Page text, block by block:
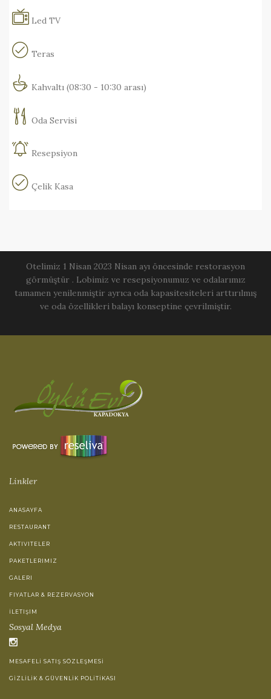
Led TV
Teras
Kahvaltı (08:30 - 10:30 arası)
Oda Servisi
Resepsiyon
Çelik Kasa
Otelimiz 1 Nisan 2023 Nisan ayı öncesinde restorasyon
görmüştür . Lobimiz ve resepsiyonumuz ve odalarımız
tamamen yenilenmiştir ayrıca oda kapasitesiteleri arttırılmış
ve oda özellikleri balayı konseptine çevrilmiştir.
Linkler
ANASAYFA
RESTAURANT
AKTIVITELER
PAKETLERIMIZ
GALERI
FIYATLAR & REZERVASYON
İLETIŞIM
Sosyal Medya
MESAFELİ SATIŞ SÖZLEŞMESİ
GİZLİLİK & GÜVENLİK POLİTİKASI